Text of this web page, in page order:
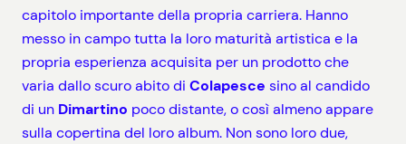
capitolo importante della propria carriera. Hanno
messo in campo tutta la loro maturità artistica e la
propria esperienza acquisita per un prodotto che
varia dallo scuro abito di Colapesce sino al candido
di un Dimartino poco distante, o così almeno appare
sulla copertina del loro album. Non sono loro due,